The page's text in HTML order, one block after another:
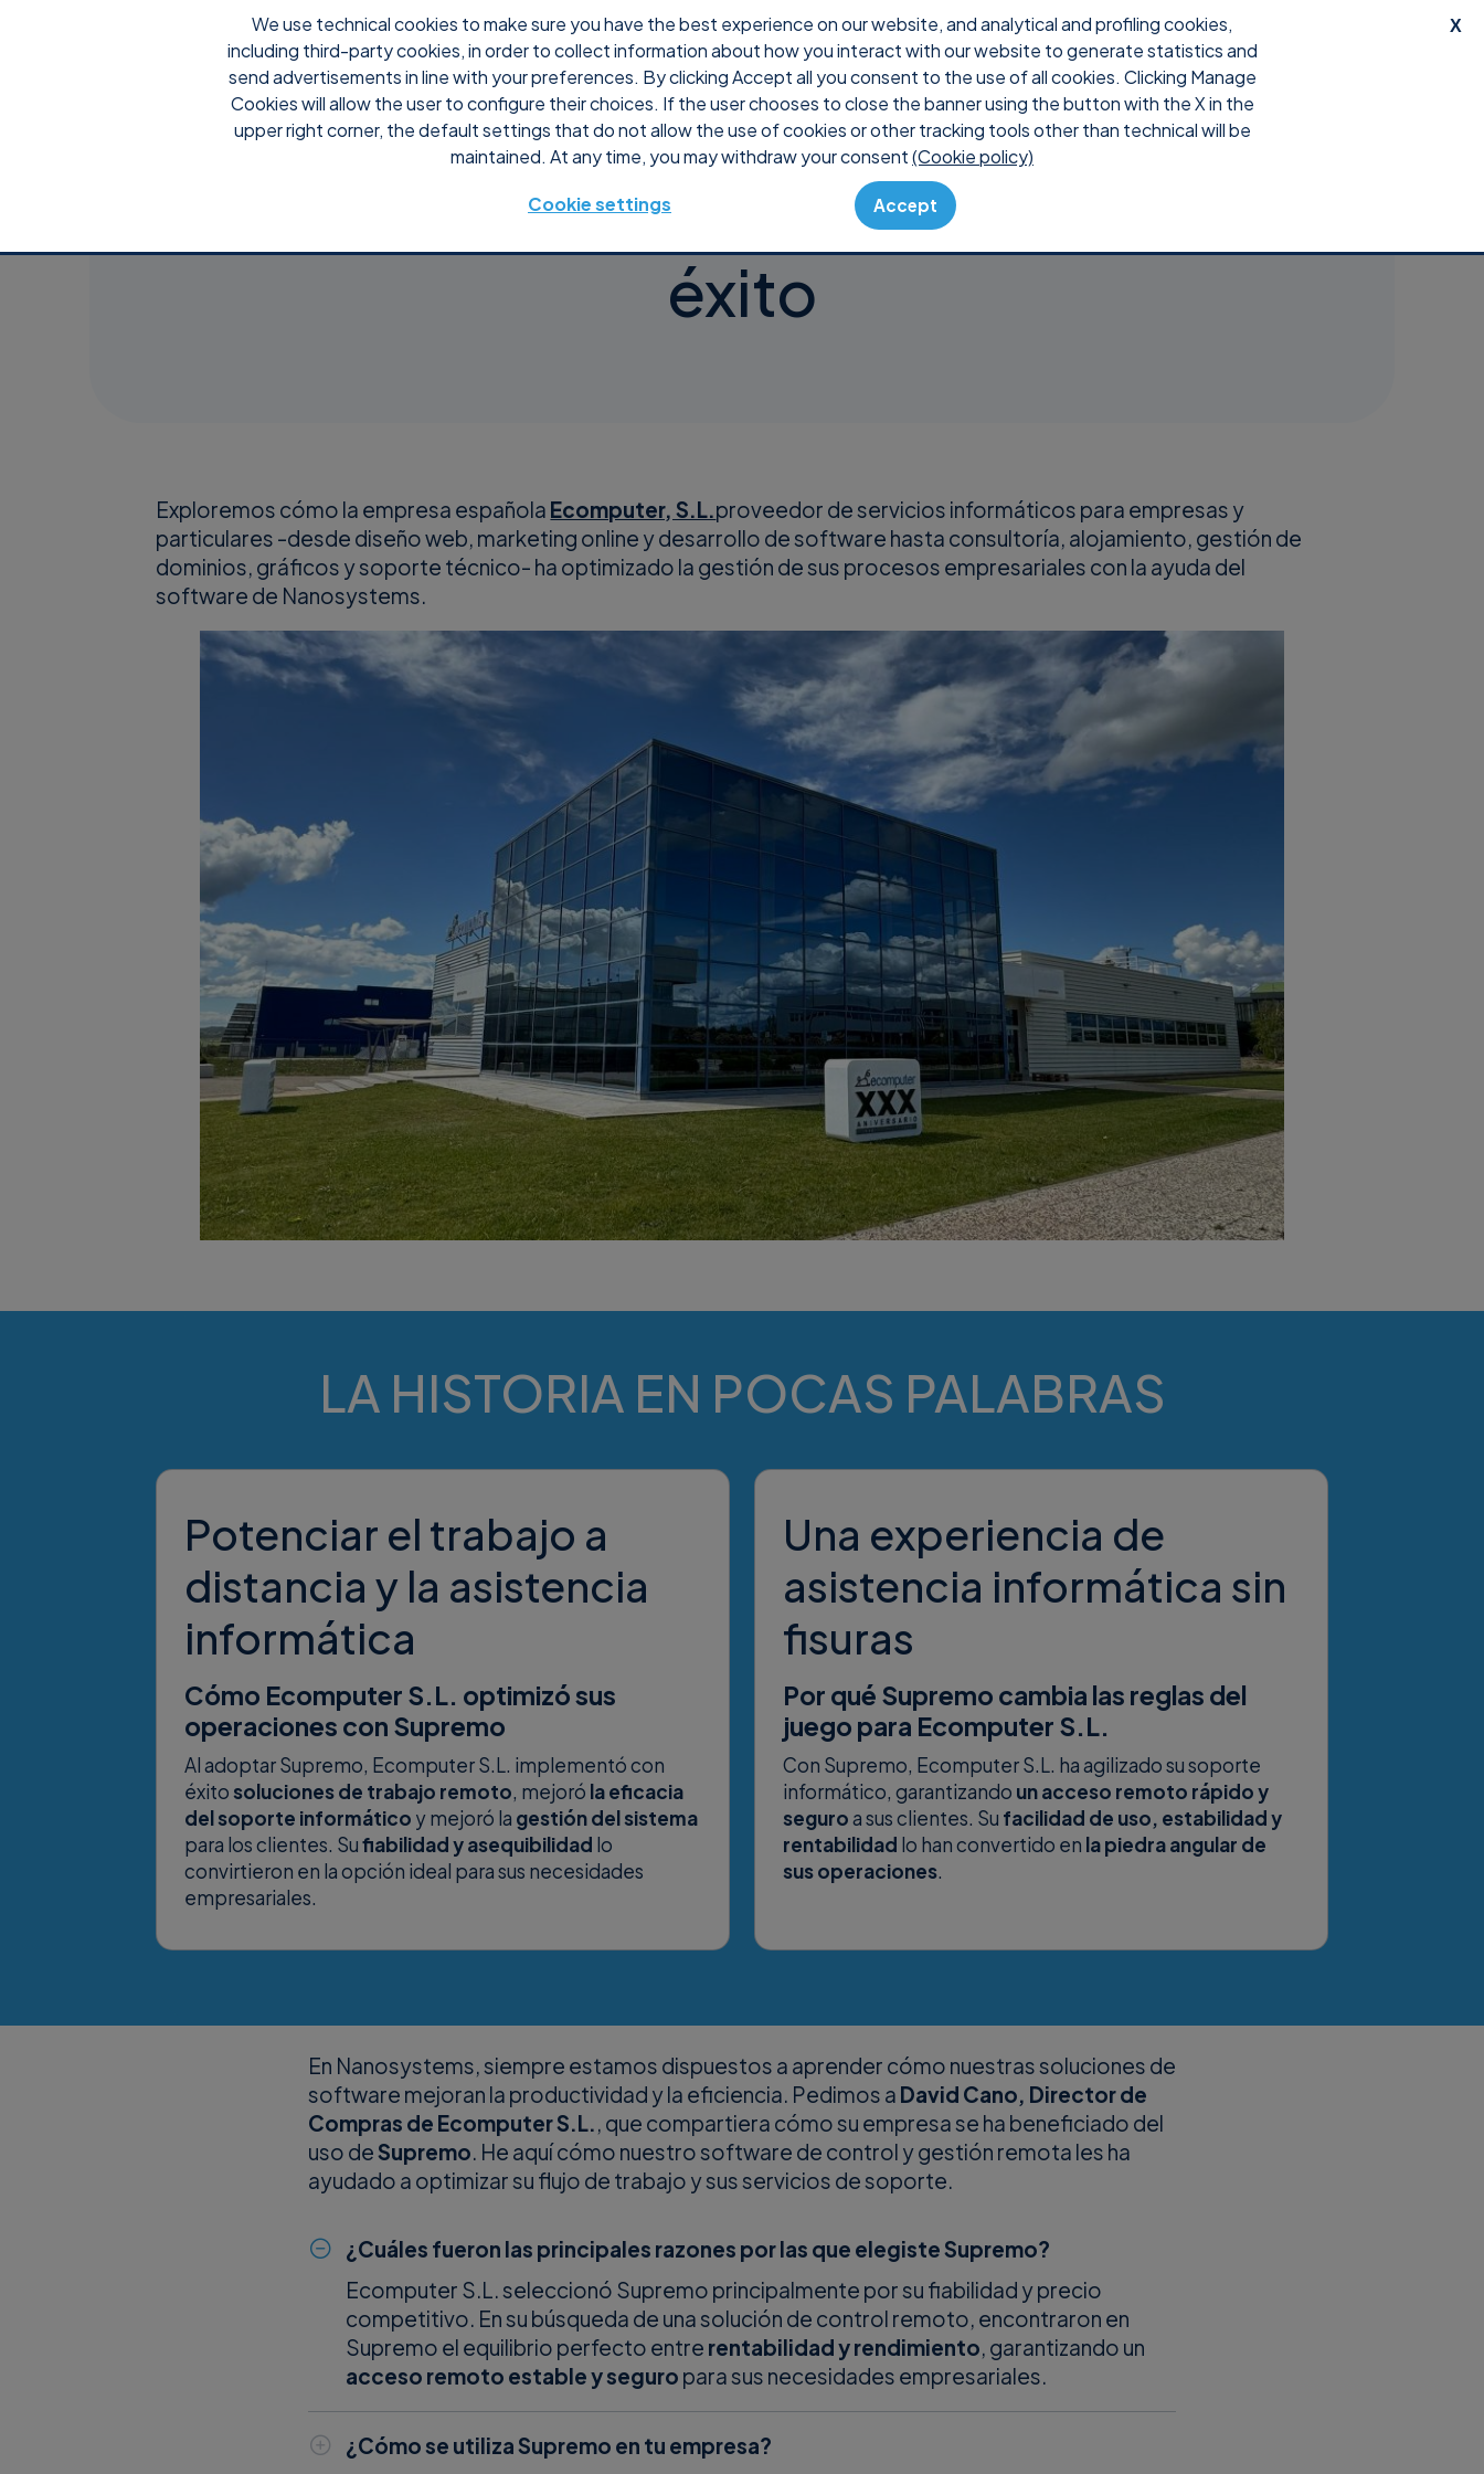
X
We use technical cookies to make sure you have the best experience on our website, and analytical and profiling cookies,
including third-party cookies, in order to collect information about how you interact with our website to generate statistics and
send advertisements in line with your preferences. By clicking Accept all you consent to the use of all cookies. Clicking Manage
Cookies will allow the user to configure their choices. If the user chooses to close the banner using the button with the X in the
upper right corner, the default settings that do not allow the use of cookies or other tracking tools other than technical will be
maintained. At any time, you may withdraw your consent(Cookie policy)
Cookie settings Accept
Por qué Supremo Precios Shop Console Soporte Descargar Iniciar sesión
Ecomputer y Supremo: Juntos hacia el
éxito
Exploremos cómo la empresa española Ecomputer, S.L.proveedor de servicios informáticos para empresas y
particulares -desde diseño web, marketing online y desarrollo de software hasta consultoría, alojamiento, gestión de
dominios, gráficos y soporte técnico- ha optimizado la gestión de sus procesos empresariales con la ayuda del
software de Nanosystems.
LA HISTORIA EN POCAS PALABRAS
Potenciar el trabajo a
distancia y la asistencia
informática
Cómo Ecomputer S.L. optimizó sus
operaciones con Supremo
Al adoptar Supremo, Ecomputer S.L. implementó con
éxitosoluciones de trabajo remoto, mejoró la eficacia
del soporte informático y mejoró la gestión del sistema
para los clientes. Sufiabilidad y asequibilidad lo
convirtieron en la opción ideal para sus necesidades
empresariales.
Una experiencia de
asistencia informática sin
fisuras
Por qué Supremo cambia las reglas del
juego para Ecomputer S.L.
Con Supremo, Ecomputer S.L. ha agilizado su soporte
informático, garantizando un acceso remoto rápido y
seguroa sus clientes. Su facilidad de uso, estabilidad y
rentabilidad lo han convertido en la piedra angular de
sus operaciones.
En Nanosystems, siempre estamos dispuestos a aprender cómo nuestras soluciones de
software mejoran la productividad y la eficiencia. Pedimos a David Cano, Director de
Compras de Ecomputer S.L., que compartiera cómo su empresa se ha beneficiado del
uso deSupremo. He aquí cómo nuestro software de control y gestión remota les ha
ayudado a optimizar su flujo de trabajo y sus servicios de soporte.
¿Cuáles fueron las principales razones por las que elegiste Supremo?
Ecomputer S.L. seleccionó Supremo principalmente por su fiabilidad y precio
competitivo. En su búsqueda de una solución de control remoto, encontraron en
Supremo el equilibrio perfecto entre rentabilidad y rendimiento, garantizando un
acceso remoto estable y seguro para sus necesidades empresariales.
¿Cómo se utiliza Supremo en tu empresa?